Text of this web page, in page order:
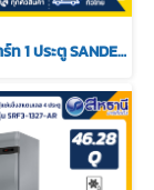
ตู้แช่เย็นมินิมาร์ท 1 ประตู SANDEN รุ่น SPC-0390/B ขนาด 13.4 Q สีดำ